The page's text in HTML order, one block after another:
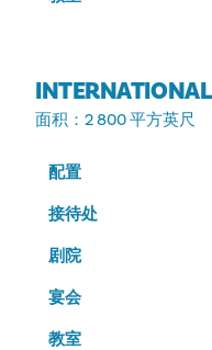
面积 ：2 800 平方英尺
配置
接待处
剧院
宴会
教室